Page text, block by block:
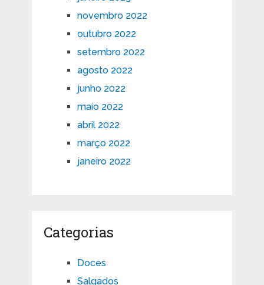
novembro 2022
outubro 2022
setembro 2022
agosto 2022
junho 2022
maio 2022
abril 2022
março 2022
janeiro 2022
Categorias
Doces
Salgados